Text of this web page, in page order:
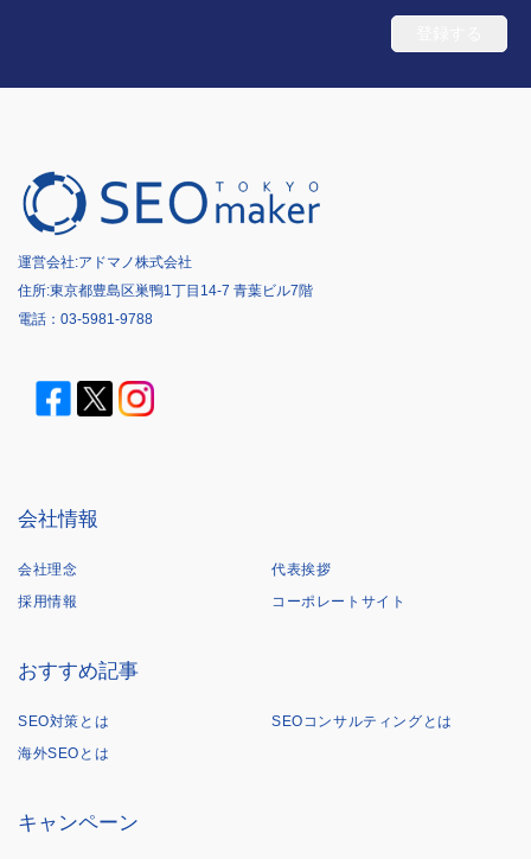
運営会社:アドマノ株式会社
住所:東京都豊島区巣鴨1丁目14-7 青葉ビル7階
電話： 03-5981-9788
会社情報
会社理念
代表挨拶
採用情報
コーポレートサイト
おすすめ記事
SEO対策とは
SEOコンサルティングとは
海外SEOとは
キャンペーン